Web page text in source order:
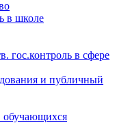
в школе
гос.контроль в сфере
и публичный